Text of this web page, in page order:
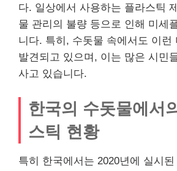
다. 일상에서 사용하는 플라스틱
물 관리의 불량 등으로 인해 미세
니다. 특히, 수돗물 속에서도 이런
발견되고 있으며, 이는 많은 시민
사고 있습니다.
한국의 수돗물에서
스틱 현황
특히 한국에서는 2020년에 실시